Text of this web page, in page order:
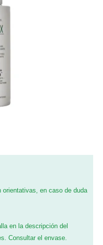
orientativas, en caso de duda
en la descripción del
Consultar el envase.